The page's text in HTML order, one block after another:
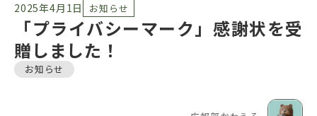
2025年4月1日 お知らせ
「プライバシーマーク」感謝状を受
贈しました！
お知らせ